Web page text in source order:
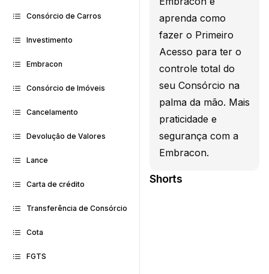
Consórcio de Carros
Investimento
Embracon
Consórcio de Imóveis
Cancelamento
Devolução de Valores
Lance
Carta de crédito
Transferência de Consórcio
Cota
FGTS
aprenda como
fazer o Primeiro
Acesso para ter o
controle total do
seu Consórcio na
palma da mão. Mais
praticidade e
segurança com a
Embracon.
Shorts